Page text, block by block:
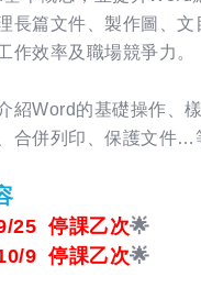
長篇文件、製作圖、
作效率及職場競爭力。
紹Word的基礎操作、
合併列印、保護文件…
25 停課乙次🌟
9 停課乙次🌟